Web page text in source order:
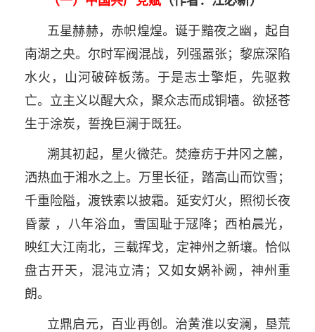
五星赫赫，赤帜煌煌。诞于黯夜之幽，起自
南湖之央。尔时军阀混战，列强嚣张；黎庶深陷
水火，山河破碎板荡。于是志士擎炬，先驱救
亡。立主义以醒大众，聚众志而成铜墙。欲拯苍
生于涂炭，誓挽巨澜于既狂。
溯其初起，星火微茫。焚瘴疠于井冈之麓，
洒热血于湘水之上。万里长征，踏高山而饮雪；
千重险隘，渡铁索以披霜。延安灯火，照彻长夜
昏蒙 ，八年浴血，雪国耻于冦降；西柏晨光，
映红大江南北，三载挥戈，定神州之新壤。恰似
盘古开天，混沌立清；又如女娲补阙，神州重
朗。
立鼎启元，百业再创。治黄淮以安澜，垦荒